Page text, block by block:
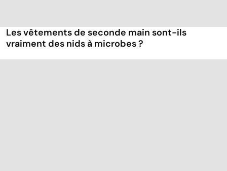
Les vêtements de seconde main sont-ils
vraiment des nids à microbes ?